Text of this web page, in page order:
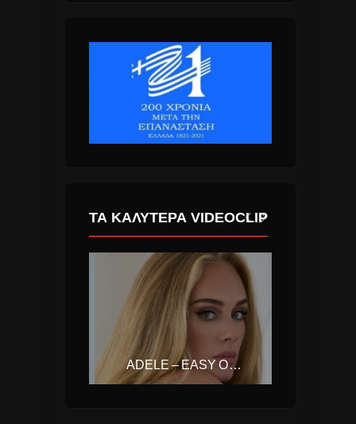
ΤΑ ΚΑΛΎΤΕΡΑ VIDEOCLIP
ADELE – EASY ON ME